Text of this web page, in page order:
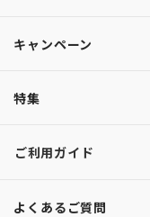
キャンペーン
特集
ご利用ガイド
よくあるご質問